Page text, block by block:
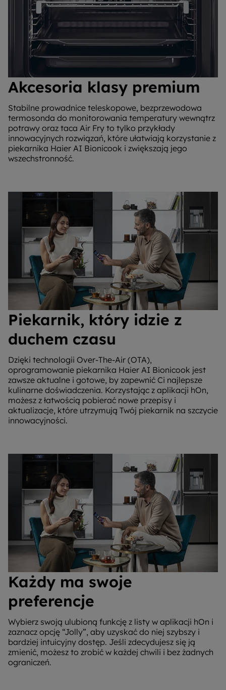
Akcesoria klasy premium
Stabilne prowadnice teleskopowe, bezprzewodowa
termosonda do monitorowania temperatury wewnątrz
potrawy oraz taca Air Fry to tylko przykłady
innowacyjnych rozwiązań, które ułatwiają korzystanie z
piekarnika Haier AI Bionicook i zwiększają jego
wszechstronność.
Piekarnik, który idzie z
duchem czasu
Dzięki technologii Over-The-Air (OTA),
oprogramowanie piekarnika Haier AI Bionicook jest
zawsze aktualne i gotowe, by zapewnić Ci najlepsze
kulinarne doświadczenia. Korzystając z aplikacji hOn,
możesz z łatwością pobierać nowe przepisy i
aktualizacje, które utrzymują Twój piekarnik na szczycie
innowacyjności.
Każdy ma swoje
preferencje
Wybierz swoją ulubioną funkcję z listy w aplikacji hOn i
zaznacz opcję “Jolly”, aby uzyskać do niej szybszy i
bardziej intuicyjny dostęp. Jeśli zdecydujesz się ją
zmienić, możesz to zrobić w każdej chwili i bez żadnych
ograniczeń.